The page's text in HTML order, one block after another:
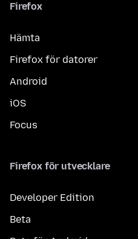
Firefox
Hämta
Firefox för datorer
Android
iOS
Focus
Firefox för utvecklare
Developer Edition
Beta